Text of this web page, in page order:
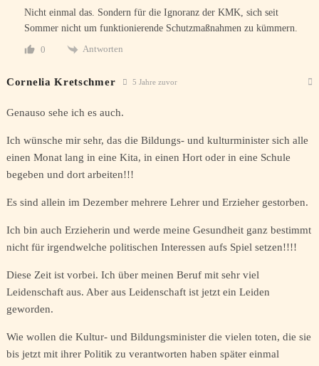
Nicht einmal das. Sondern für die Ignoranz der KMK, sich seit
Sommer nicht um funktionierende Schutzmaßnahmen zu kümmern.
0
Antworten
Cornelia Kretschmer 5 Jahre zuvor
Genauso sehe ich es auch.
Ich wünsche mir sehr, das die Bildungs- und kulturminister sich alle
einen Monat lang in eine Kita, in einen Hort oder in eine Schule
begeben und dort arbeiten!!!
Es sind allein im Dezember mehrere Lehrer und Erzieher gestorben.
Ich bin auch Erzieherin und werde meine Gesundheit ganz bestimmt
nicht für irgendwelche politischen Interessen aufs Spiel setzen!!!!
Diese Zeit ist vorbei. Ich über meinen Beruf mit sehr viel
Leidenschaft aus. Aber aus Leidenschaft ist jetzt ein Leiden
geworden.
Wie wollen die Kultur- und Bildungsminister die vielen toten, die sie
bis jetzt mit ihrer Politik zu verantworten haben später einmal